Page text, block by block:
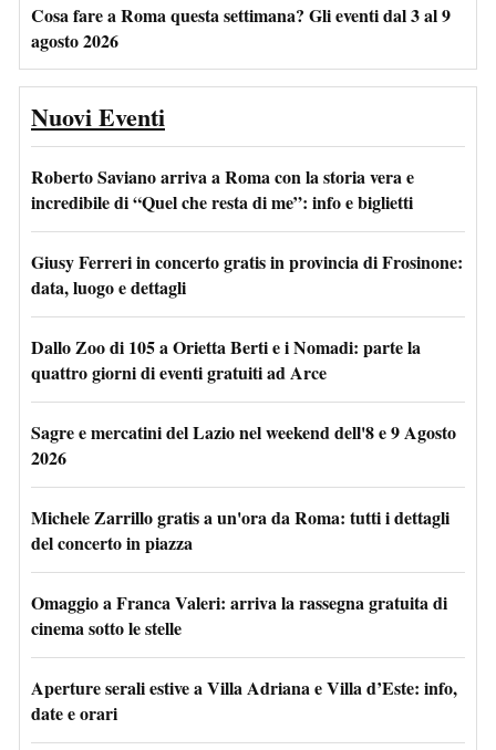
Cosa fare a Roma questa settimana? Gli eventi dal 3 al 9
agosto 2026
Nuovi Eventi
Roberto Saviano arriva a Roma con la storia vera e
incredibile di “Quel che resta di me”: info e biglietti
Giusy Ferreri in concerto gratis in provincia di Frosinone:
data, luogo e dettagli
Dallo Zoo di 105 a Orietta Berti e i Nomadi: parte la
quattro giorni di eventi gratuiti ad Arce
Sagre e mercatini del Lazio nel weekend dell'8 e 9 Agosto
2026
Michele Zarrillo gratis a un'ora da Roma: tutti i dettagli
del concerto in piazza
Omaggio a Franca Valeri: arriva la rassegna gratuita di
cinema sotto le stelle
Aperture serali estive a Villa Adriana e Villa d’Este: info,
date e orari